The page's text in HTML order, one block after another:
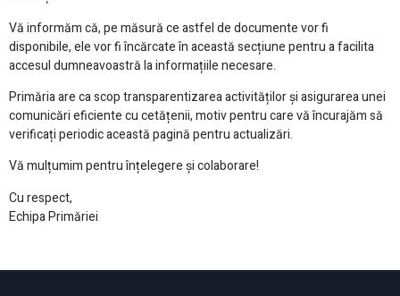
Vă informăm că, pe măsură ce astfel de documente vor fi
disponibile, ele vor fi încărcate în această secțiune pentru a facilita
accesul dumneavoastră la informațiile necesare.
Primăria are ca scop transparentizarea activităților și asigurarea unei
comunicări eficiente cu cetățenii, motiv pentru care vă încurajăm să
verificați periodic această pagină pentru actualizări.
Vă mulțumim pentru înțelegere și colaborare!
Cu respect,
Echipa Primăriei